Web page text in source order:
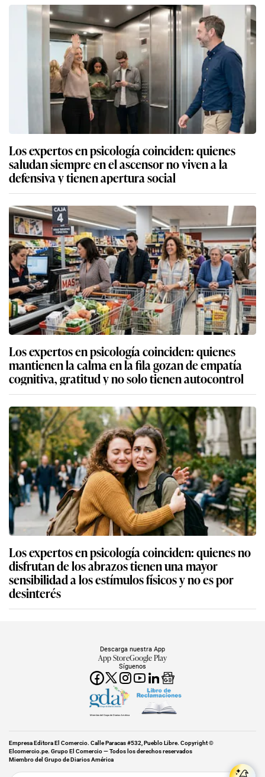
Los expertos en psicología coinciden: quienes
saludan siempre en el ascensor no viven a la
defensiva y tienen apertura social
Los expertos en psicología coinciden: quienes
mantienen la calma en la fila gozan de empatía
cognitiva, gratitud y no solo tienen autocontrol
Los expertos en psicología coinciden: quienes no
disfrutan de los abrazos tienen una mayor
sensibilidad a los estímulos físicos y no es por
desinterés
Síguenos
Descarga nuestra App
App StoreGoogle Play
Miembro del Grupo de Diarios América
Empresa Editora El Comercio. Calle Paracas #532, Pueblo Libre. Copyright ©
Elcomercio.pe. Grupo El Comercio — Todos los derechos reservados
Miembro del Grupo de Diarios América